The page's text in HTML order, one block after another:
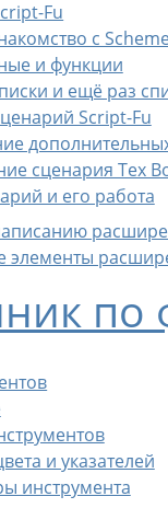
Fu
с
и функции
и ещё раз
Script-Fu
сценария Tex
и его работа
элементы
по
и указателей
инструмента